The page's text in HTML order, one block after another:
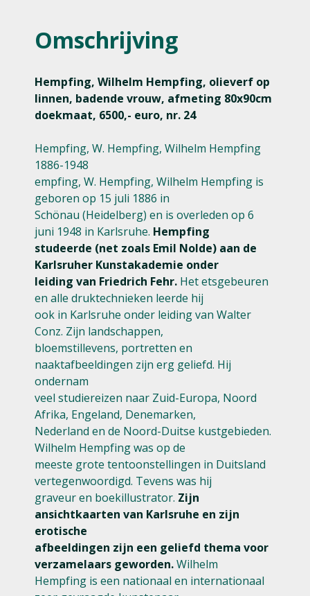
Omschrijving
Hempfing, Wilhelm Hempfing, olieverf op
linnen, badende vrouw, afmeting 80x90cm
doekmaat, 6500,- euro, nr. 24
Hempfing, W. Hempfing, Wilhelm Hempfing
1886-1948
empfing, W. Hempfing, Wilhelm Hempfing is
geboren op 15 juli 1886 in
Schönau (Heidelberg) en is overleden op 6
juni 1948 in Karlsruhe. Hempfing
studeerde (net zoals Emil Nolde) aan de
Karlsruher Kunstakademie onder
leiding van Friedrich Fehr. Het etsgebeuren
en alle druktechnieken leerde hij
ook in Karlsruhe onder leiding van Walter
Conz. Zijn landschappen,
bloemstillevens, portretten en
naaktafbeeldingen zijn erg geliefd. Hij
ondernam
veel studiereizen naar Zuid-Europa, Noord
Afrika, Engeland, Denemarken,
Nederland en de Noord-Duitse kustgebieden.
Wilhelm Hempfing was op de
meeste grote tentoonstellingen in Duitsland
vertegenwoordigd. Tevens was hij
graveur en boekillustrator. Zijn
ansichtkaarten van Karlsruhe en zijn
erotische
afbeeldingen zijn een geliefd thema voor
verzamelaars geworden.Wilhelm
Hempfing is een nationaal en internationaal